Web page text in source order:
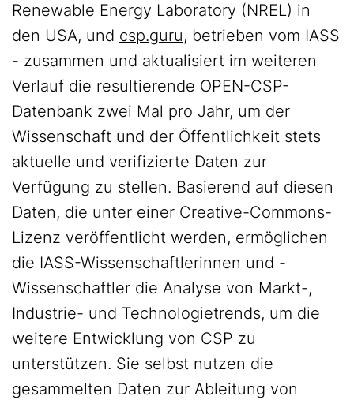
Renewable Energy Laboratory (NREL) in
den USA, und csp.guru, betrieben vom IASS
- zusammen und aktualisiert im weiteren
Verlauf die resultierende OPEN-CSP-
Datenbank zwei Mal pro Jahr, um der
Wissenschaft und der Öffentlichkeit stets
aktuelle und verifizierte Daten zur
Verfügung zu stellen. Basierend auf diesen
Daten, die unter einer Creative-Commons-
Lizenz veröffentlicht werden, ermöglichen
die IASS-Wissenschaftlerinnen und -
Wissenschaftler die Analyse von Markt-,
Industrie- und Technologietrends, um die
weitere Entwicklung von CSP zu
unterstützen. Sie selbst nutzen die
gesammelten Daten zur Ableitung von